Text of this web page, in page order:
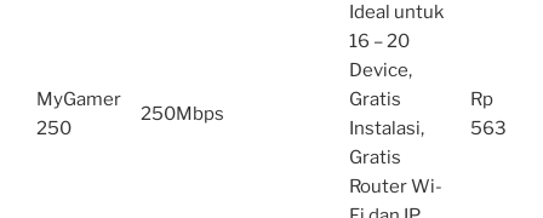
MyGamer
250
250Mbps
Ideal untuk
16 – 20
Device,
Gratis
Instalasi,
Gratis
Router Wi-
Rp